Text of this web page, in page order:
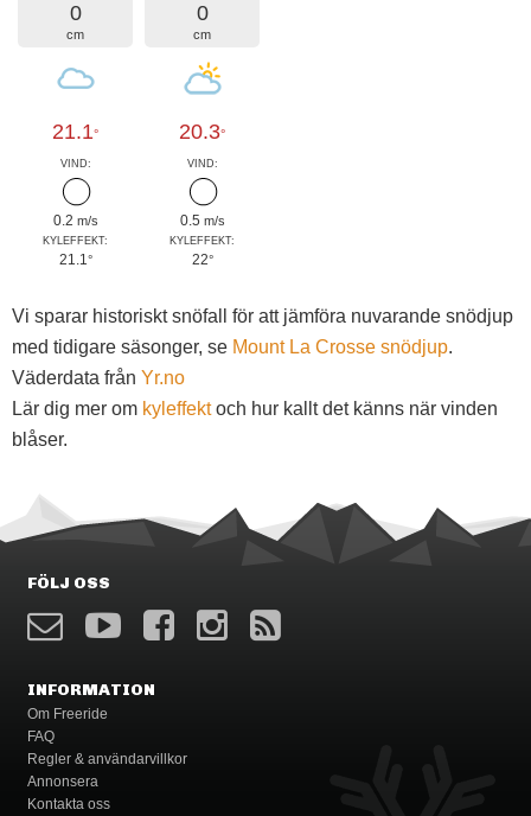
0
cm
21.1°
VIND:
0.2 m/s
KYLEFFEKT:
21.1°
0
cm
20.3°
VIND:
0.5 m/s
KYLEFFEKT:
22°
Vi sparar historiskt snöfall för att jämföra nuvarande snödjup
med tidigare säsonger, se Mount La Crosse snödjup.
Väderdata från Yr.no
Lär dig mer om kyleffektoch hur kallt det känns när vinden
blåser.
FÖLJ OSS
INFORMATION
Om Freeride
FAQ
Regler & användarvillkor
Annonsera
Kontakta oss